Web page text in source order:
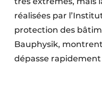
réalisées par
protection des
Bauphysik,
dépasse rapidement